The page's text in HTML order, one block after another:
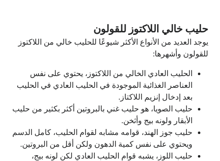
حليب خالي اللاكتوز للقولون
يوجد العديد من الأنواع الأكثر شيوعًا للحليب خالي من اللاكتوز
للقولون وأشهرها:
الحليب العادي الخالي من اللاكتوز، يحتوي على نفس
العناصر الغذائية الموجودة في الحليب العادي في الحليب
بعد إدخال إنزيم اللاكتاز.
حليب الصويا، هو حليب غني بالبروتين أكثر بكثير من حليب
الأبقار ولونه بيج وأثخن.
حليب جوز الهند، قوامه مشابه لقوام الحليب، كامل الدسم
ويحتوي على نفس كمية الدهون ولكن أقل من البروتين.
حليب اللوز، يشبه قوام الحليب العادي لكن لونه بيج،